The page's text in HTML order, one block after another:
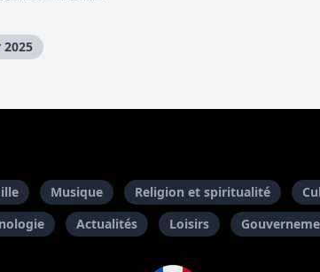
Musique Religion et spiritualité
Actualités Loisirs